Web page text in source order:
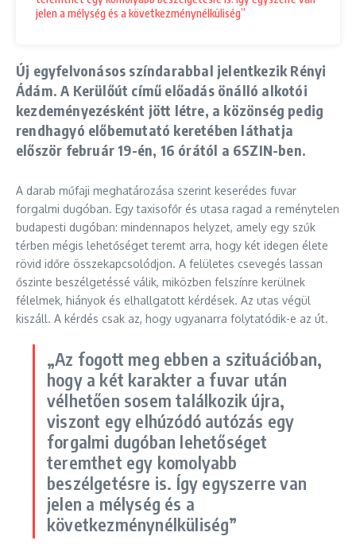
jelen a mélység és a következménynélküliség”
Új egyfelvonásos színdarabbal jelentkezik Rényi
Ádám. A Kerülőút című előadás önálló alkotói
kezdeményezésként jött létre, a közönség pedig
rendhagyó előbemutató keretében láthatja
először február 19-én, 16 órától a 6SZIN-ben.
A darab műfaji meghatározása szerint keserédes fuvar
forgalmi dugóban. Egy taxisofőr és utasa ragad a reménytelen
budapesti dugóban: mindennapos helyzet, amely egy szűk
térben mégis lehetőséget teremt arra, hogy két idegen élete
rövid időre összekapcsolódjon. A felületes csevegés lassan
őszinte beszélgetéssé válik, miközben felszínre kerülnek
félelmek, hiányok és elhallgatott kérdések. Az utas végül
kiszáll. A kérdés csak az, hogy ugyanarra folytatódik-e az út.
„Az fogott meg ebben a szituációban,
hogy a két karakter a fuvar után
vélhetően sosem találkozik újra,
viszont egy elhúzódó autózás egy
forgalmi dugóban lehetőséget
teremthet egy komolyabb
beszélgetésre is. Így egyszerre van
jelen a mélység és a
következménynélküliség”